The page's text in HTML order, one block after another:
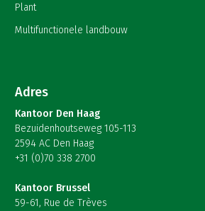
Plant
Multifunctionele landbouw
Adres
Kantoor Den Haag
Bezuidenhoutseweg 105-113
2594 AC Den Haag
+31 (0)70 338 2700
Kantoor Brussel
59-61, Rue de Trèves